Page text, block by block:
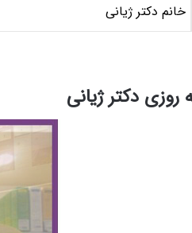
خانم دکتر ژیانی
روزی دکتر ژیانی